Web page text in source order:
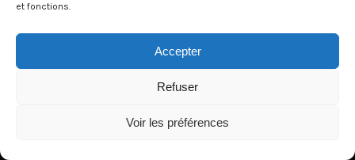
et fonctions.
Accepter
Refuser
Voir les préférences